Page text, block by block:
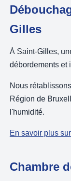
Gilles
À Saint-Gilles,
débordements et
Nous
Région de
l'humidité.
En savoir plus
Chambre